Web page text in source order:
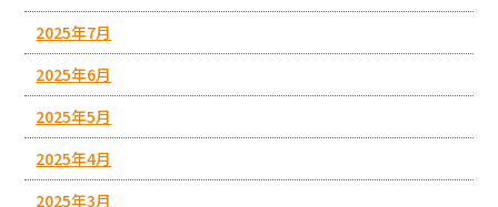
2025年7月
2025年6月
2025年5月
2025年4月
2025年3月